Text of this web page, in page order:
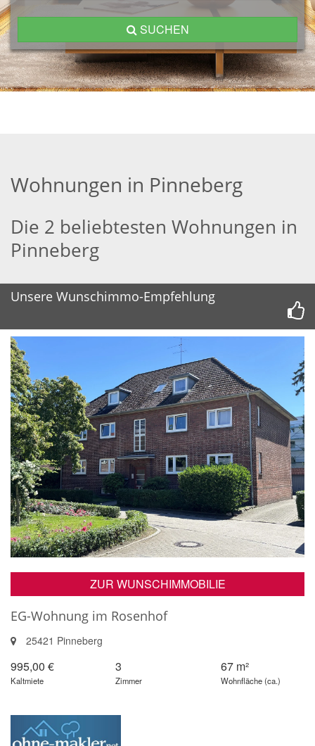
SUCHEN
Wohnungen in Pinneberg
Die 2 beliebtesten Wohnungen in
Pinneberg
Unsere Wunschimmo-Empfehlung
ZUR WUNSCHIMMOBILIE
EG-Wohnung im Rosenhof
25421 Pinneberg
995,00 €
Kaltmiete
3
Zimmer
67 m²
Wohnfläche (ca.)